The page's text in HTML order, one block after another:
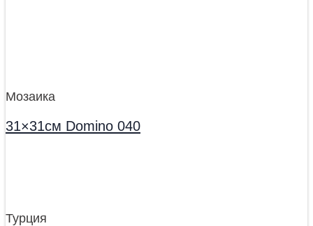
Мозаика
31×31см Domino 040
Турция